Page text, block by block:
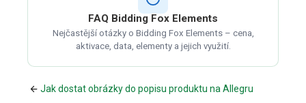
FAQ Bidding Fox Elements
Nejčastější otázky o Bidding Fox Elements – cena,
aktivace, data, elementy a jejich využití.
Jak dostat obrázky do popisu produktu na Allegru